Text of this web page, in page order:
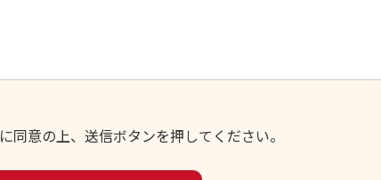
に同意の上、送信ボタンを押してください。